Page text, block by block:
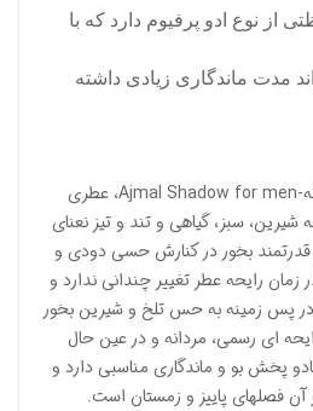
از نوع ادو پرفیوم دارد که با
مدت ماندگاری زیادی داشته
عطر ادکلن اجمل شادو مردانه-Ajmal Shadow for men، عطری
سبز، گیاهی و تند و تیز نعنای
بخور در کنارش حسی دودی و
رایحه عطر تغییر چندانی ندارد و
پس زمینه به حس تلخ و شیرین بخور
ای رسمی، مردانه و در عین حال
پخش بو و ماندگاری مناسبی دارد و
آن فصلهای پاییز و زمستان است.